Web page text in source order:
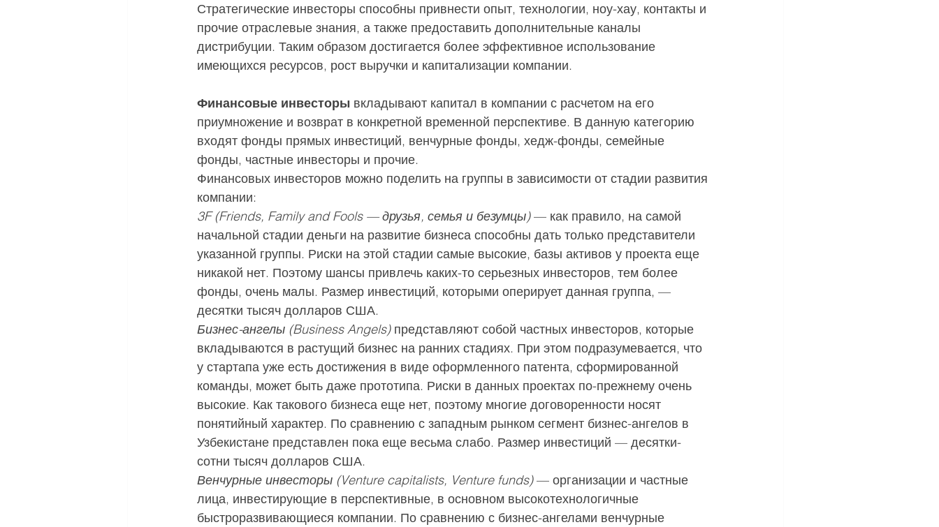
Стратегические инвесторы способны привнести опыт, технологии, ноу-хау, контакты и
прочие отраслевые знания, а также предоставить дополнительные каналы
дистрибуции. Таким образом достигается более эффективное использование
имеющихся ресурсов, рост выручки и капитализации компании.
Финансовые инвесторы вкладывают капитал в компании с расчетом на его
приумножение и возврат в конкретной временной перспективе. В данную категорию
входят фонды прямых инвестиций, венчурные фонды, хедж-фонды, семейные
фонды, частные инвесторы и прочие.
Финансовых инвесторов можно поделить на группы в зависимости от стадии развития
компании:
3F (Friends, Family and Fools — друзья, семья и безумцы) — как правило, на самой
начальной стадии деньги на развитие бизнеса способны дать только представители
указанной группы. Риски на этой стадии самые высокие, базы активов у проекта еще
никакой нет. Поэтому шансы привлечь каких-то серьезных инвесторов, тем более
фонды, очень малы. Размер инвестиций, которыми оперирует данная группа, —
десятки тысяч долларов США.
Бизнес-ангелы (Business Angels) представляют собой частных инвесторов, которые
вкладываются в растущий бизнес на ранних стадиях. При этом подразумевается, что
у стартапа уже есть достижения в виде оформленного патента, сформированной
команды, может быть даже прототипа. Риски в данных проектах по-прежнему очень
высокие. Как такового бизнеса еще нет, поэтому многие договоренности носят
понятийный характер. По сравнению с западным рынком сегмент бизнес-ангелов в
Узбекистане представлен пока еще весьма слабо. Размер инвестиций — десятки-
сотни тысяч долларов США.
Венчурные инвесторы (Venture capitalists, Venture funds) — организации и частные
лица, инвестирующие в перспективные, в основном высокотехнологичные
быстроразвивающиеся компании. По сравнению с бизнес-ангелами венчурные